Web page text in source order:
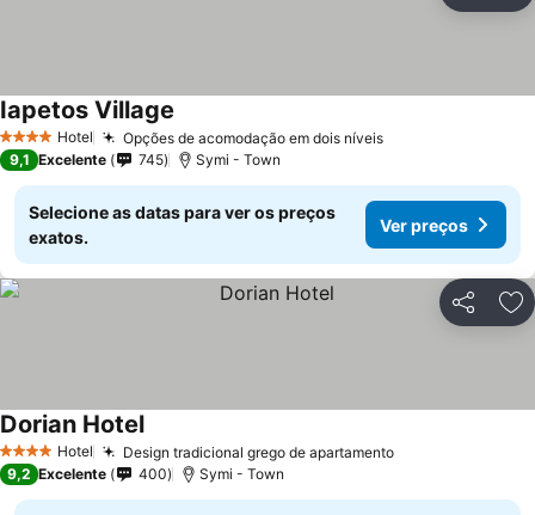
4 EstrelasHotel Opções de acomodação em dois níveis
Iapetos Village
9,1 Excelente 745 Symi - Town
Selecione as datas para ver os preços
exatos.
Ver preços
Partilhar
4 EstrelasHotel Design tradicional grego de apartamento
Dorian Hotel
9,2 Excelente 400 Symi - Town